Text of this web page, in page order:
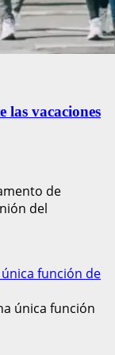
las vacaciones
de
del
función de